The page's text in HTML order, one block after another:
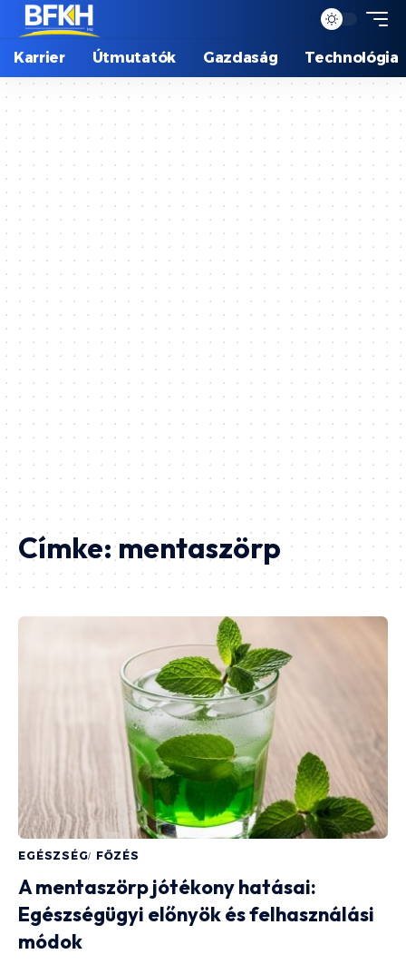
Karrier Útmutatók Gazdaság Technológia
Címke:mentaszörp
EGÉSZSÉG FŐZÉS
A mentaszörp jótékony hatásai:
Egészségügyi előnyök és felhasználási
módok